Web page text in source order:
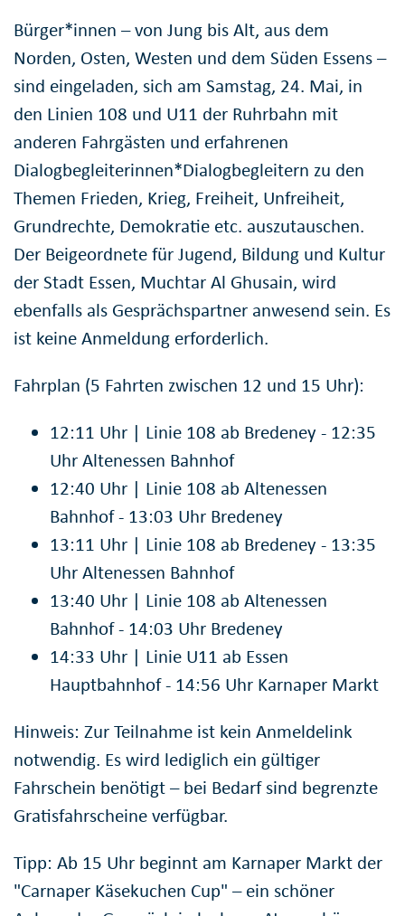
Bürger*innen – von Jung bis Alt, aus dem
Norden, Osten, Westen und dem Süden Essens –
sind eingeladen, sich am Samstag, 24. Mai, in
den Linien 108 und U11 der Ruhrbahn mit
anderen Fahrgästen und erfahrenen
Dialogbegleiterinnen*Dialogbegleitern zu den
Themen Frieden, Krieg, Freiheit, Unfreiheit,
Grundrechte, Demokratie etc. auszutauschen.
Der Beigeordnete für Jugend, Bildung und Kultur
der Stadt Essen, Muchtar Al Ghusain, wird
ebenfalls als Gesprächspartner anwesend sein. Es
ist keine Anmeldung erforderlich.
Fahrplan (5 Fahrten zwischen 12 und 15 Uhr):
12:11 Uhr | Linie 108 ab Bredeney - 12:35
Uhr Altenessen Bahnhof
12:40 Uhr | Linie 108 ab Altenessen
Bahnhof - 13:03 Uhr Bredeney
13:11 Uhr | Linie 108 ab Bredeney - 13:35
Uhr Altenessen Bahnhof
13:40 Uhr | Linie 108 ab Altenessen
Bahnhof - 14:03 Uhr Bredeney
14:33 Uhr | Linie U11 ab Essen
Hauptbahnhof - 14:56 Uhr Karnaper Markt
Hinweis: Zur Teilnahme ist kein Anmeldelink
notwendig. Es wird lediglich ein gültiger
Fahrschein benötigt – bei Bedarf sind begrenzte
Gratisfahrscheine verfügbar.
Tipp: Ab 15 Uhr beginnt am Karnaper Markt der
"Carnaper Käsekuchen Cup" – ein schöner